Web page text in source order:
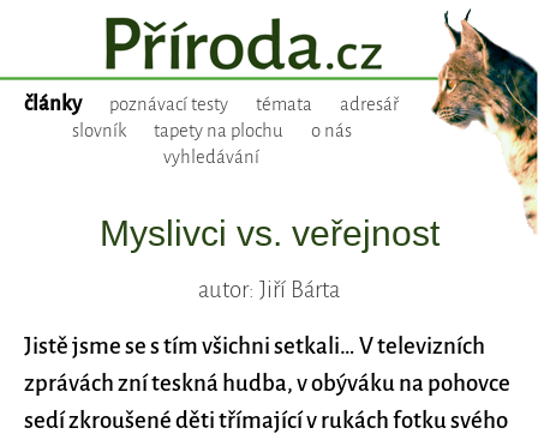
články poznávací testy témata
adresář
slovník
tapety na plochu
o nás
vyhledávání
Myslivci vs. veřejnost
autor: Jiří Bárta
Jistě jsme se s tím všichni setkali… V televizních
zprávách zní teskná hudba, v obýváku na pohovce
sedí zkroušené děti třímající v rukách fotku svého